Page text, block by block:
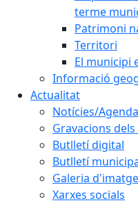
terme
Patrimoni
Territori
El municipi
Informació
Actualitat
Notícies/
Gravacions
Butlletí digital
Butlletí
Galeria
Xarxes socials